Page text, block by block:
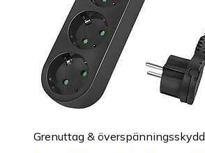
Grenuttag & överspänningsskydd